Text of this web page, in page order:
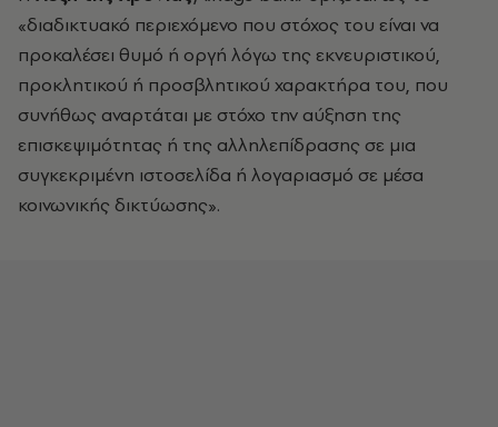
«διαδικτυακό περιεχόμενο που στόχος του είναι να
προκαλέσει θυμό ή οργή λόγω της εκνευριστικού,
προκλητικού ή προσβλητικού χαρακτήρα του, που
συνήθως αναρτάται με στόχο την αύξηση της
επισκεψιμότητας ή της αλληλεπίδρασης σε μια
συγκεκριμένη ιστοσελίδα ή λογαριασμό σε μέσα
κοινωνικής δικτύωσης».